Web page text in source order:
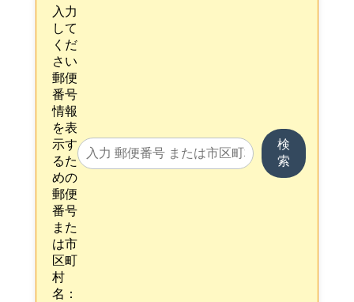
入力
して
くだ
さい
郵便
番号
情報
を表
示す
るた
めの
郵便
番号
また
は市
区町
村
名：
検
索